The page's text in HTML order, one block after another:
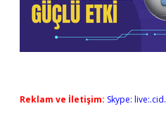
Reklam ve İletişim: Skype: